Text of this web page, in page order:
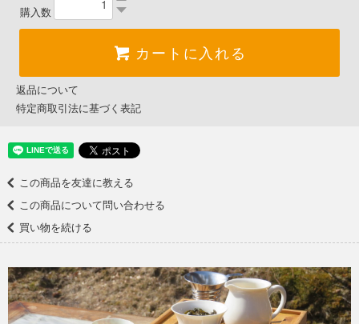
購入数
カートに入れる
返品について
特定商取引法に基づく表記
この商品を友達に教える
この商品について問い合わせる
買い物を続ける